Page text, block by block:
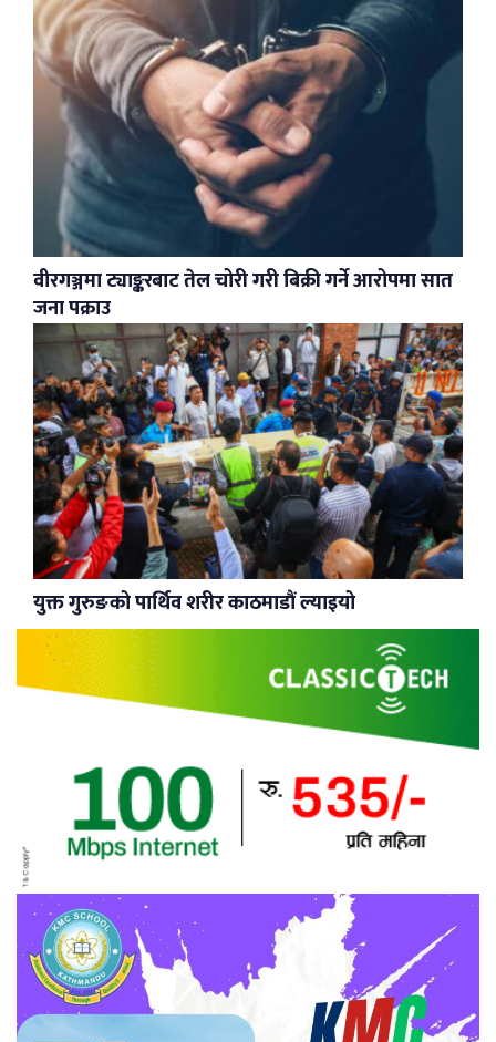
वीरगञ्जमा ट्याङ्करबाट तेल चोरी गरी बिक्री गर्ने आरोपमा सात
जना पक्राउ
युक्त गुरुङको पार्थिव शरीर काठमाडौं ल्याइयो